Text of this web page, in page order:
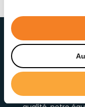
NOTRE
LA QUALITÉ ET
Fière d’offrir des